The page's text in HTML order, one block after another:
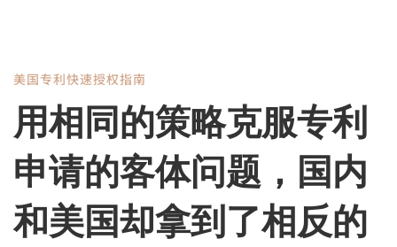
用
相
同
美国专利快速授权指南
用相同的策略克服专利
申请的客体问题，国内
和美国却拿到了相反的